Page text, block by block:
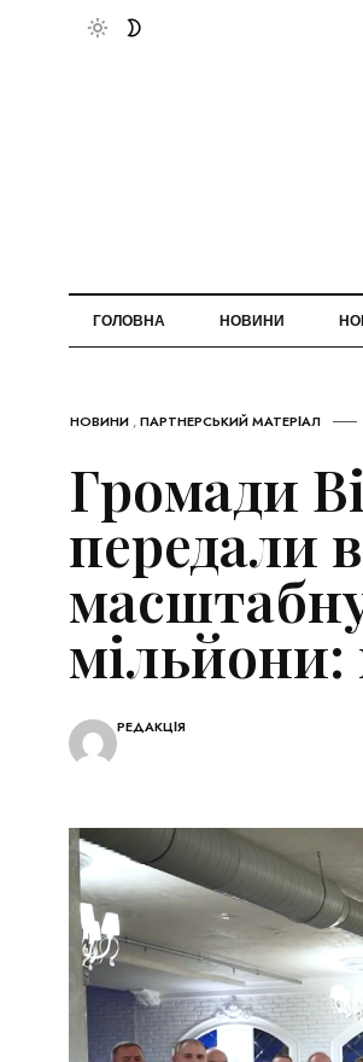
ГОЛОВНА НОВИНИ
НОВИНИ ,ПАРТНЕРСЬКИЙ МАТЕРІАЛ
Громади
передали
мільйони:
РЕДАКЦІЯ